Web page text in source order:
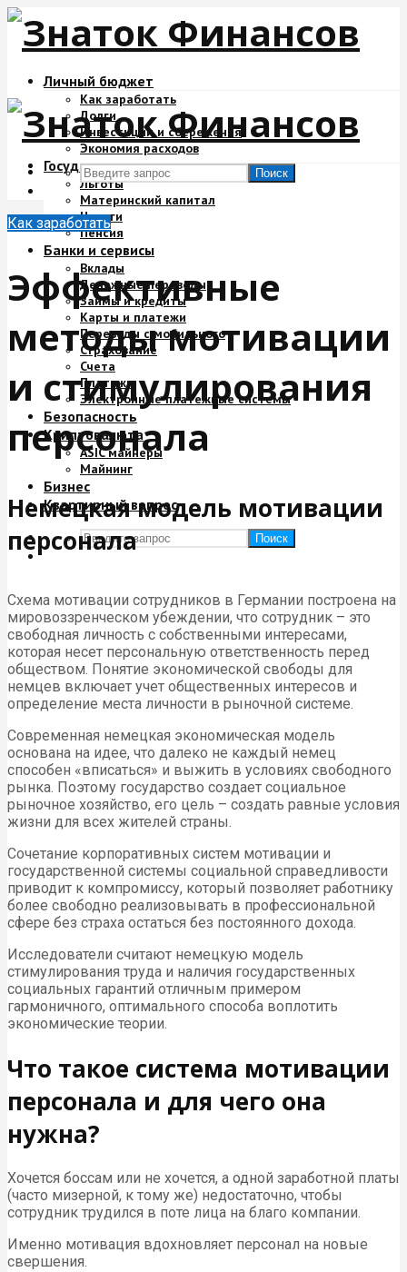
Личный бюджет
Как заработать
Долги
Инвестиции и сбережения
Экономия расходов
Государство и деньги
Льготы
Материнский капитал
Налоги
Пенсия
Банки и сервисы
Вклады
Денежные переводы
Займы и кредиты
Карты и платежи
Переводы с мобильного
Страхование
Счета
Платежи
Электронные платежные системы
Безопасность
Криптовалюта
ASIC майнеры
Майнинг
Бизнес
Квартирный вопрос
Поиск
Поиск
Как заработать
Эффективные
методы мотивации
и стимулирования
персонала
Немецкая модель мотивации
персонала
Схема мотивации сотрудников в Германии построена на
мировоззренческом убеждении, что сотрудник – это
свободная личность с собственными интересами,
которая несет персональную ответственность перед
обществом. Понятие экономической свободы для
немцев включает учет общественных интересов и
определение места личности в рыночной системе.
Современная немецкая экономическая модель
основана на идее, что далеко не каждый немец
способен «вписаться» и выжить в условиях свободного
рынка. Поэтому государство создает социальное
рыночное хозяйство, его цель – создать равные условия
жизни для всех жителей страны.
Сочетание корпоративных систем мотивации и
государственной системы социальной справедливости
приводит к компромиссу, который позволяет работнику
более свободно реализовывать в профессиональной
сфере без страха остаться без постоянного дохода.
Исследователи считают немецкую модель
стимулирования труда и наличия государственных
социальных гарантий отличным примером
гармоничного, оптимального способа воплотить
экономические теории.
Что такое система мотивации
персонала и для чего она
нужна?
Хочется боссам или не хочется, а одной заработной платы
(часто мизерной, к тому же) недостаточно, чтобы
сотрудник трудился в поте лица на благо компании.
Именно мотивация вдохновляет персонал на новые
свершения.